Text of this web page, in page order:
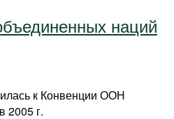
наций
к Конвенции ООН
2005 г.